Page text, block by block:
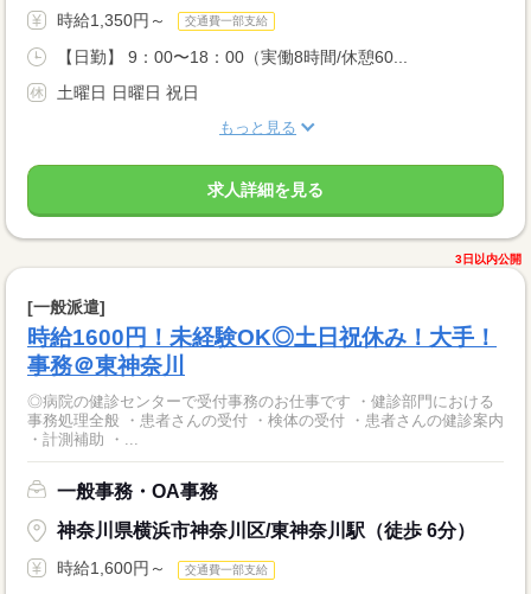
時給1,350円～ 交通費一部支給
【日勤】 9：00〜18：00（実働8時間/休憩60...
土曜日 日曜日 祝日
もっと見る
求人詳細を見る
3日以内公開
[一般派遣]
時給1600円！未経験OK◎土日祝休み！大手！
事務＠東神奈川
◎病院の健診センターで受付事務のお仕事です ・健診部門における
事務処理全般 ・患者さんの受付 ・検体の受付 ・患者さんの健診案内
・計測補助 ・...
一般事務・OA事務
神奈川県横浜市神奈川区/東神奈川駅（徒歩 6分）
時給1,600円～ 交通費一部支給